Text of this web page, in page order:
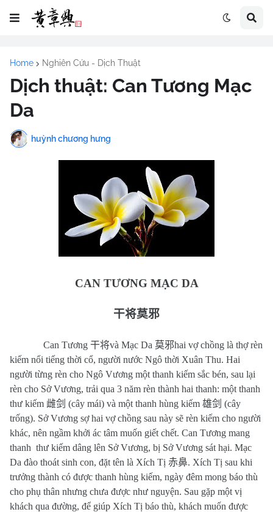
Home Nghiên Cứu - Dịch Thuật
Dịch thuật: Can Tương Mạc
Da
huỳnh chương hưng
CAN TƯƠNG MẠC DA
干将莫邪
Can Tương 干将và Mạc Da 莫邪hai vợ chồng là thợ rèn
kiếm nổi tiếng thời cổ, người nước Ngô thời Xuân Thu. Hai
người từng rèn cho Ngô Vương một thanh kiếm sắc bén, sau lại
rèn cho Sở Vương, trải qua 3 năm rèn thành hai thanh: một thanh
thư kiếm 雌剑 (cây mái) và một thanh hùng kiếm 雄剑 (cây
trống). Sở Vương sợ hai vợ chồng sau này sẽ rèn kiếm cho người
khác, nên ngầm khởi ác tâm muốn giết chết. Can Tương mang
thanh thư kiếm dâng lên Sở Vương, bị Sở Vương sát hại. Mạc
Da đào thoát sinh con, đặt tên là Xích Tị 赤鼻. Xích Tị sau khi
trưởng thành có được thanh hùng kiếm, ngày đêm mong báo thù
cho phụ thân nhưng chưa được như nguyện. Sau gặp một vị
khách qua đường, để giúp Xích Tị báo thù, khách muốn được